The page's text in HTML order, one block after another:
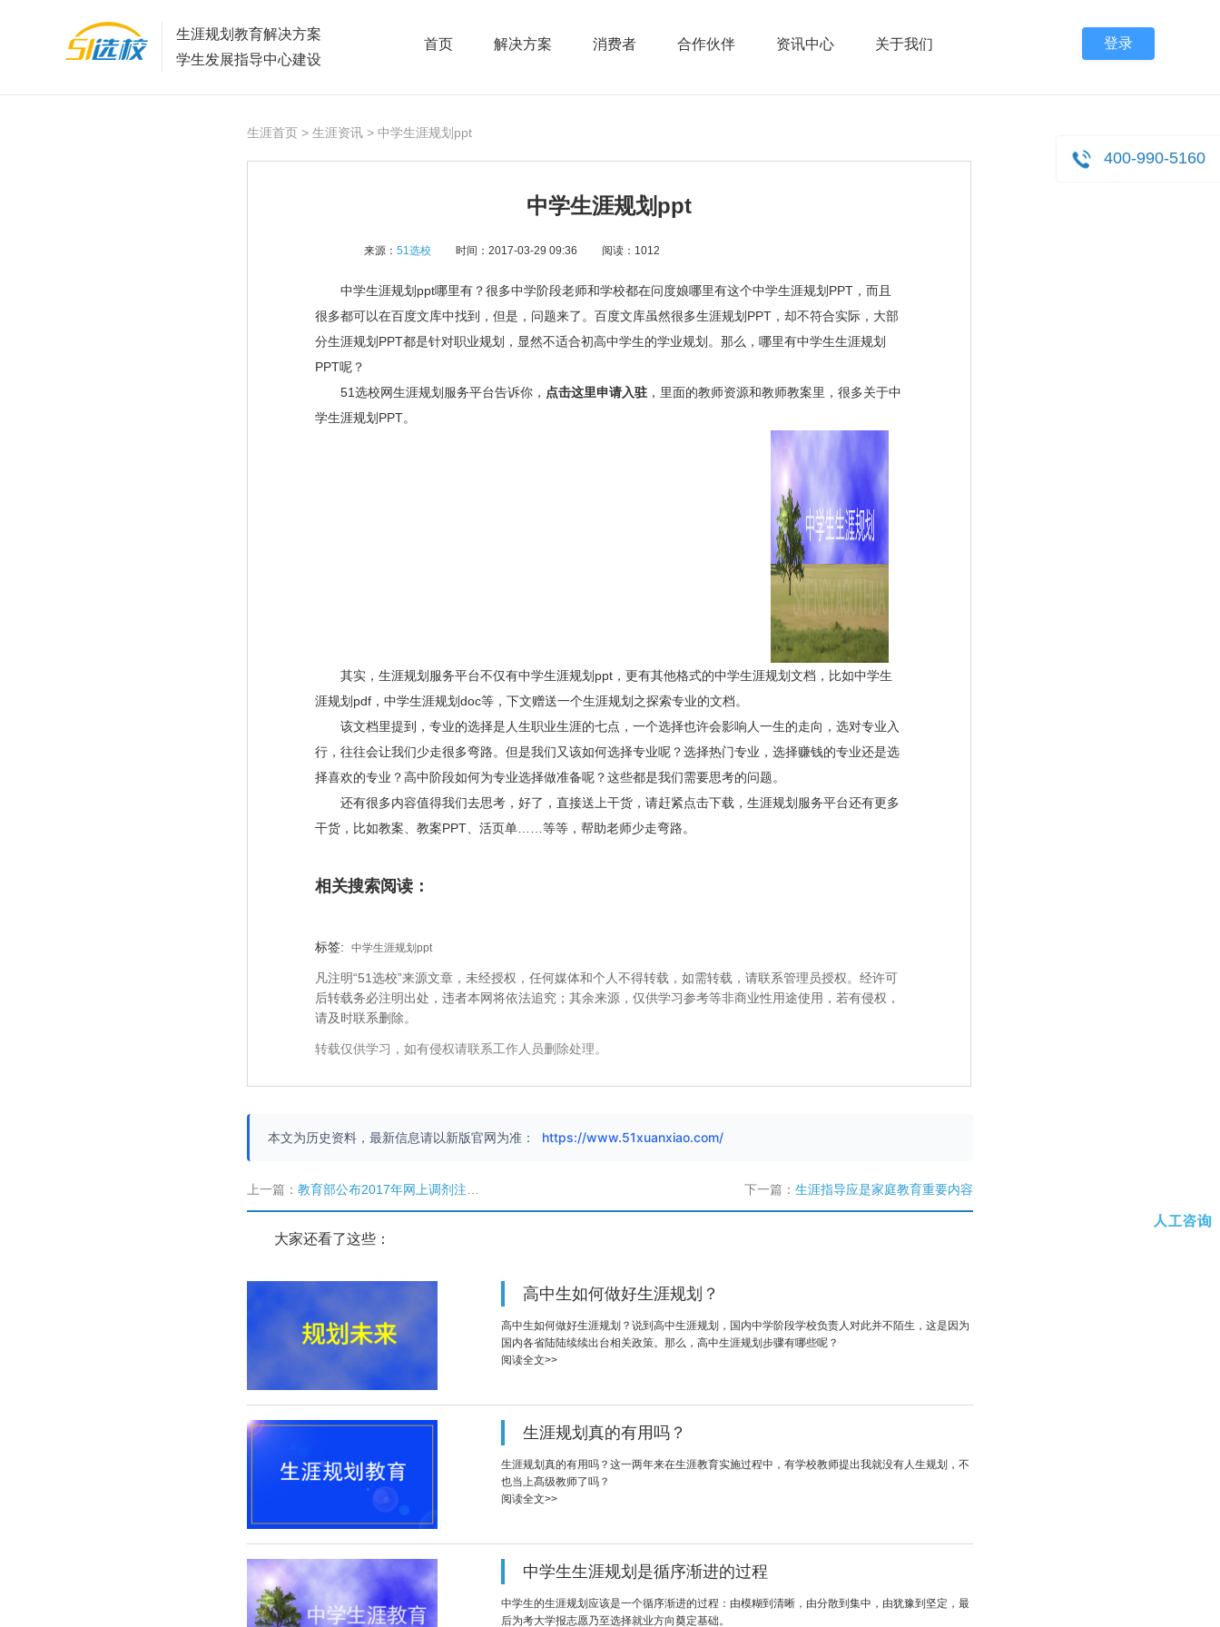
400-990-5160
生涯规划教育解决方案
学生发展指导中心建设
登录
首页 解决方案 消费者 合作伙伴 资讯中心 关于我们
生涯首页 > 生涯资讯 > 中学生涯规划ppt
中学生涯规划ppt
来源： 51选校 时间：2017-03-29 09:36 阅读：1012
中学生涯规划ppt哪里有？很多中学阶段老师和学校都在问度娘哪里有这个中学生涯规划PPT，而且
很多都可以在百度文库中找到，但是，问题来了。百度文库虽然很多生涯规划PPT，却不符合实际，大部
分生涯规划PPT都是针对职业规划，显然不适合初高中学生的学业规划。那么，哪里有中学生生涯规划
PPT呢？
51选校网生涯规划服务平台告诉你， 点击这里申请入驻 ，里面的教师资源和教师教案里，很多关于中
学生涯规划PPT。
其实，生涯规划服务平台不仅有中学生涯规划ppt，更有其他格式的中学生涯规划文档，比如中学生
涯规划 pdf， 中学生涯规划doc等，下文赠送一个生涯规划之探索专业的文档。
该文档里提到， 专业的选择是人生职业生涯的七点，一个选择也许会影响人一生的走向，选对专业入
行，往往会让我们少走很多弯路。但是我们又该如何选择专业呢？选择热门专业，选择赚钱的专业还是选
择喜欢的专业？高中阶段如何为专业选择做准备呢？这些都是我们需要思考的问题。
还有很多内容值得我们去思考，好了，直接送上干货，请赶紧点击下载，生涯规划服务平台还有更多
干货，比如教案、教案PPT、活页单……等等，帮助老师少走弯路。
相关搜索阅读：
标签: 中学生涯规划ppt
凡注明“51选校”来源文章，未经授权，任何媒体和个人不得转载，如需转载，请联系管理员授权。经许可
后转载务必注明出处，违者本网将依法追究；其余来源，仅供学习参考等非商业性用途使用，若有侵权，
请及时联系删除。
转载仅供学习，如有侵权请联系工作人员删除处理。
本文为历史资料，最新信息请以新版官网为准： https://www.51xuanxiao.com/
上一篇： 教育部公布2017年网上调剂注意事项 下一篇： 生涯指导应是家庭教育重要内容
大家还看了这些：
高中生如何做好生涯规划？
高中生如何做好生涯规划？说到高中生涯规划，国内中学阶段学校负责人对此并不陌生，这是因为
国内各省陆陆续续出台相关政策。那么，高中生涯规划步骤有哪些呢？
阅读全文>>
生涯规划真的有用吗？
生涯规划真的有用吗？这一两年来在生涯教育实施过程中，有学校教师提出我就没有人生规划，不
也当上髙级教师了吗？
阅读全文>>
中学生生涯规划是循序渐进的过程
中学生的生涯规划应该是一个循序渐进的过程：由模糊到清晰，由分散到集中，由犹豫到坚定，最
后为考大学报志愿乃至选择就业方向奠定基础。